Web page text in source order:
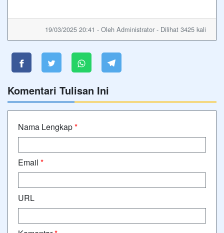
19/03/2025 20:41 - Oleh Administrator - Dilihat 3425 kali
Komentari Tulisan Ini
Nama Lengkap*
Email *
URL